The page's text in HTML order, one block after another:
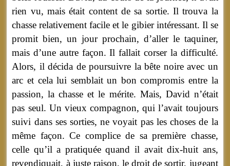
rien vu, mais était content de sa sortie. Il trouva la
chasse relativement facile et le gibier intéressant. Il se
promit bien, un jour prochain, d’aller le taquiner,
mais d’une autre façon. Il fallait corser la difficulté.
Alors, il décida de poursuivre la bête noire avec un
arc et cela lui semblait un bon compromis entre la
passion, la chasse et le mérite. Mais, David n’était
pas seul. Un vieux compagnon, qui l’avait toujours
suivi dans ses sorties, ne voyait pas les choses de la
même façon. Ce complice de sa première chasse,
celle qu’il a pratiquée quand il avait dix-huit ans,
revendiquait, à juste raison, le droit de sortir, jugeant